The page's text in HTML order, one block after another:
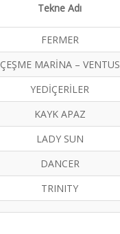
Tekne Adı
FERMER
ÇEŞME MARİNA – VENTUS
YEDİÇERİLER
KAYK APAZ
LADY SUN
DANCER
TRINITY